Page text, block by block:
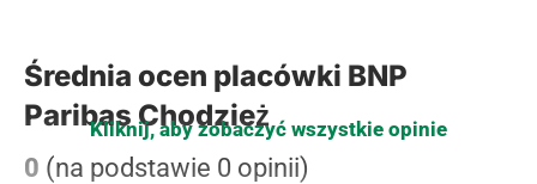
Średnia ocen placówki BNP
Paribas Chodzież
0 (na podstawie 0 opinii)
Kliknij, aby zobaczyć wszystkie opinie